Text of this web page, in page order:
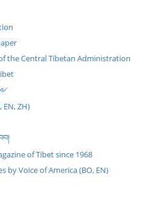
the Central Tibetan Administration
ZH)
of Tibet since 1968
by Voice of America (BO, EN)